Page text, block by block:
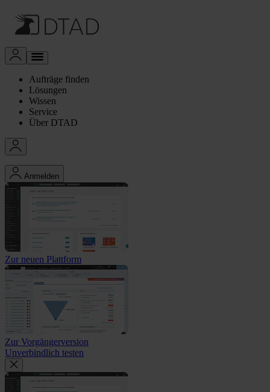
Aufträge finden
Lösungen
Wissen
Service
Über DTAD
Anmelden
Zur neuen Plattform
Zur Vorgängerversion
Unverbindlich testen